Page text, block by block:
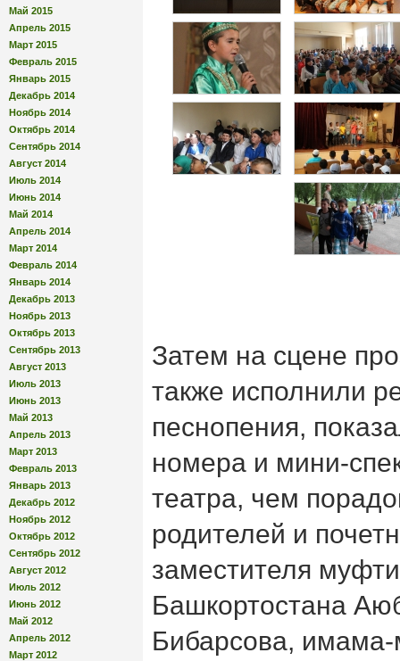
Май 2015
Апрель 2015
Март 2015
Февраль 2015
Январь 2015
Декабрь 2014
Ноябрь 2014
Октябрь 2014
Сентябрь 2014
Август 2014
Июль 2014
Июнь 2014
Май 2014
Апрель 2014
Март 2014
Февраль 2014
Январь 2014
Декабрь 2013
Ноябрь 2013
Октябрь 2013
Сентябрь 2013
Август 2013
Июль 2013
Июнь 2013
Май 2013
Апрель 2013
Март 2013
Февраль 2013
Январь 2013
Декабрь 2012
Ноябрь 2012
Октябрь 2012
Сентябрь 2012
Август 2012
Июль 2012
Июнь 2012
Май 2012
Апрель 2012
Март 2012
Затем на сцене
также исполнили
песнопения,
номера и мини-
театра, чем
родителей и
заместителя
Башкортостана
Бибарсова, имама-